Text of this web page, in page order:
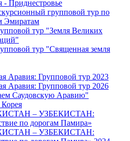
- Приднестровье
групповой тур по
Эмиратам
тур "Земля Великих
тур "Священная земля
Аравия: Групповой тур 2023
Аравия: Групповой тур 2026
Саудовскую Аравию"
– УЗБЕКИСТАН:
по дорогам Памира»
– УЗБЕКИСТАН: